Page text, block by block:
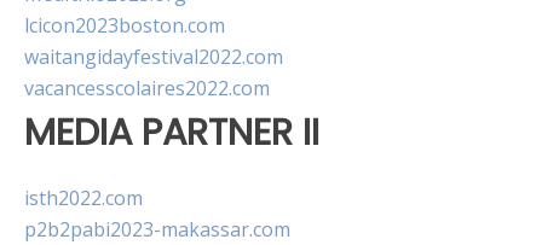
lcicon2023boston.com
waitangidayfestival2022.com
vacancesscolaires2022.com
MEDIA PARTNER II
isth2022.com
p2b2pabi2023-makassar.com